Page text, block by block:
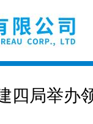
四局举办